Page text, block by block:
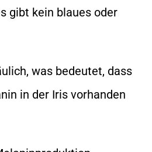
gibt kein blaues oder
was bedeutet, dass
in der Iris vorhanden